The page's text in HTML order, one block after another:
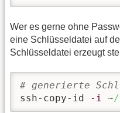
Wer es gerne ohne
eine Schlüsseldatei auf
Schlüsseldatei erzeugt
# generierte
ssh-copy-id
-i ~/